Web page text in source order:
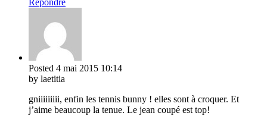
Posted 4 mai 2015 10:14
by laetitia
gniiiiiiiii, enfin les tennis bunny ! elles sont à croquer. Et
j’aime beaucoup la tenue. Le jean coupé est top!